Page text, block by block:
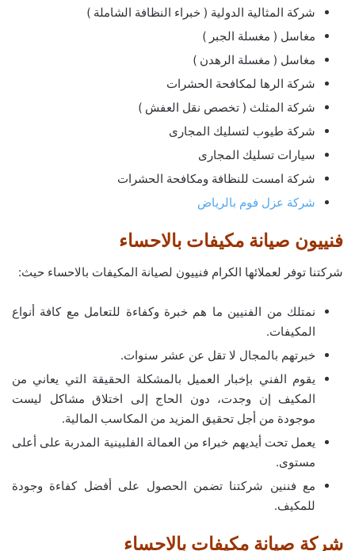
شركة المثالية الدولية ( خبراء النظافة الشاملة )
مغاسل ( مغسلة الجبر )
مغاسل ( مغسلة الرهدن )
شركة الرها لمكافحة الحشرات
شركة المثلث ( تخصص نقل العفش )
شركة طيوب لتسليك المجارى
سيارات تسليك المجارى
شركة امست للنظافة ومكافحة الحشرات
شركة عزل فوم بالرياض
فنييون صيانة مكيفات بالاحساء
شركتنا توفر لعملائها الكرام فنييون لصيانة المكيفات بالاحساء حيث:
نمتلك من الفنيين ما هم خبرة وكفاءة للتعامل مع كافة أنواع
المكيفات.
خبرتهم بالمجال لا تقل عن عشر سنوات.
يقوم الفني بإخبار العميل بالمشكلة الحقيقة التي يعاني من
المكيف إن وجدت، دون الحاج إلى اختلاق مشاكل ليست
موجودة من أجل تحقيق المزيد من المكاسب المالية.
يعمل تحت أيديهم خبراء من العمالة الفلبينية المدربة على أعلى
مستوى.
مع فننين شركتنا تضمن الحصول على أفضل كفاءة وجودة
للمكيف.
شركة صيانة مكيفات بالاحساء